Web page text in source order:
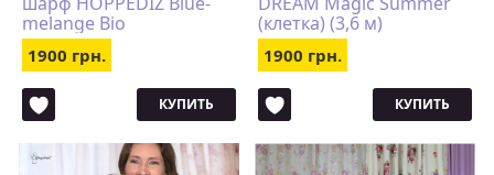
melange Bio
1900 грн.
КУПИТЬ
(клетка) (3,6 м)
1900 грн.
КУПИТЬ